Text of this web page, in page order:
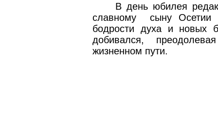
В день юбилея
славному
сыну Осетии
бодрости духа и новых
добивался,
жизненном пути.